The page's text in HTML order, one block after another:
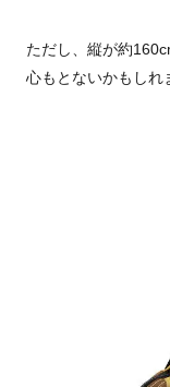
ただし、縦が約
心もとないかもしれ